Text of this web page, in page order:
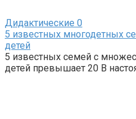
Дидактические 0
5 известных многодетных
детей
5 известных семей с
детей превышает 20 В